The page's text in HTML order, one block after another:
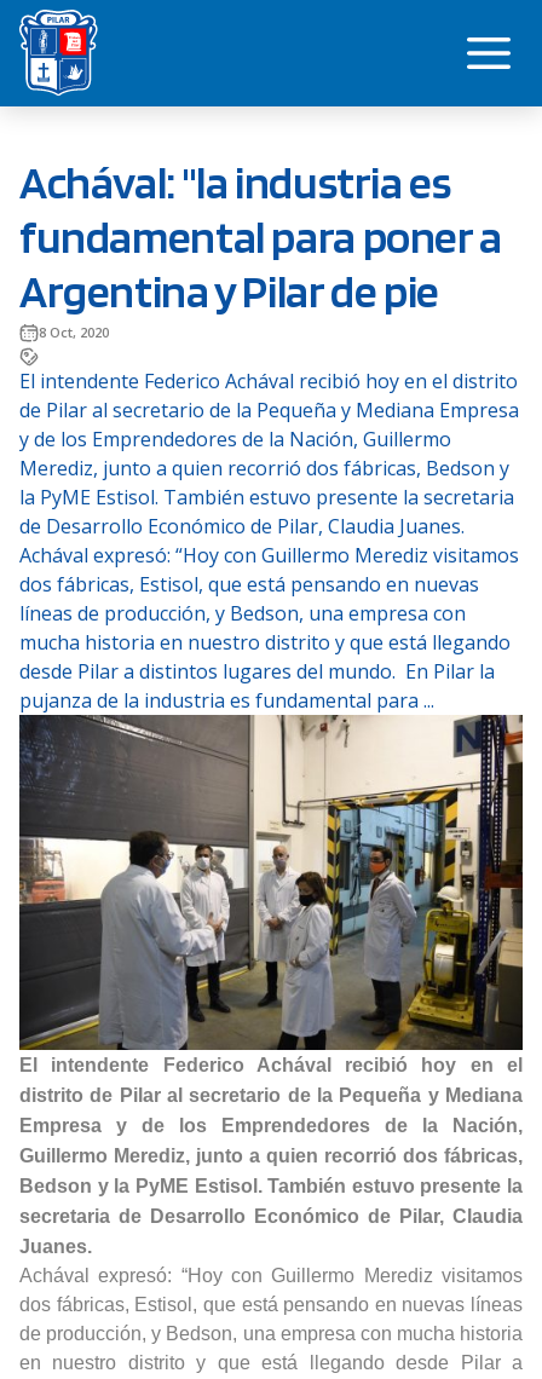
Saltar
contenido
Achával: "la industria es
fundamental para poner a
Argentina y Pilar de pie
8 Oct, 2020
El intendente Federico Achával recibió hoy en el distrito
de Pilar al secretario de la Pequeña y Mediana Empresa
y de los Emprendedores de la Nación, Guillermo
Merediz, junto a quien recorrió dos fábricas, Bedson y
la PyME Estisol. También estuvo presente la secretaria
de Desarrollo Económico de Pilar, Claudia Juanes.
Achával expresó: “Hoy con Guillermo Merediz visitamos
dos fábricas, Estisol, que está pensando en nuevas
líneas de producción, y Bedson, una empresa con
mucha historia en nuestro distrito y que está llegando
desde Pilar a distintos lugares del mundo. En Pilar la
pujanza de la industria es fundamental para ...
El intendente Federico Achával recibió hoy en el
distrito de Pilar al secretario de la Pequeña y Mediana
Empresa y de los Emprendedores de la Nación,
Guillermo Merediz, junto a quien recorrió dos fábricas,
Bedson y la PyME Estisol. También estuvo presente la
secretaria de Desarrollo Económico de Pilar, Claudia
Juanes.
Achával expresó: “Hoy con Guillermo Merediz visitamos
dos fábricas, Estisol, que está pensando en nuevas líneas
de producción, y Bedson, una empresa con mucha historia
en nuestro distrito y que está llegando desde Pilar a